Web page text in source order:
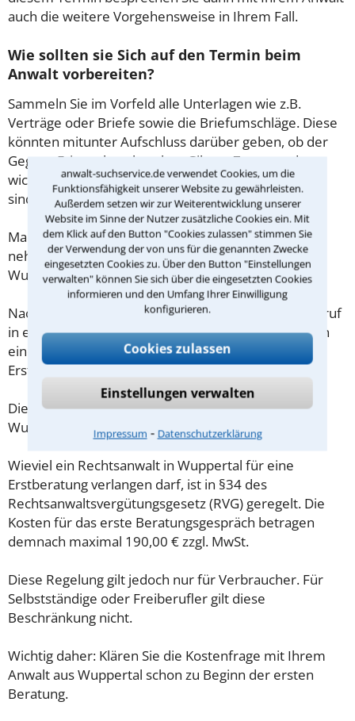
anwalt-suchservice.de verwendet Cookies, um die
Funktionsfähigkeit unserer Website zu gewährleisten.
Außerdem setzen wir zur Weiterentwicklung unserer
Website im Sinne der Nutzer zusätzliche Cookies ein. Mit
dem Klick auf den Button "Cookies zulassen" stimmen Sie
der Verwendung der von uns für die genannten Zwecke
eingesetzten Cookies zu. Über den Button "Einstellungen
verwalten" können Sie sich über die eingesetzten Cookies
informieren und den Umfang Ihrer Einwilligung
konfigurieren.
Cookies zulassen
Einstellungen verwalten
Impressum ⁃ Datenschutzerklärung
auch die weitere Vorgehensweise in Ihrem Fall.
Wie sollten sie Sich auf den Termin beim
Anwalt vorbereiten?
Sammeln Sie im Vorfeld alle Unterlagen wie z.B.
Verträge oder Briefe sowie die Briefumschläge. Diese
könnten mitunter Aufschluss darüber geben, ob der
Gegner Fristen beachtet hat. Gibt es Zeugen oder
wichtige Adressen, die für den Fall von Bedeutung
sind?
Machen Sie sich vorab schriftliche Notizen und
nehmen Sie diese zum Beratungsgespräch in
Wuppertal mit.
Nachdem Sie über das Kontaktformular einen Rückruf
in einer Kanzlei angefordert haben, stellen wir Ihnen
eine Checkliste zur Verfügung, mit der Sie das
Erstgespräch ausreichend vorbereiten können.
Die Kosten eines Anwalts für Vorsorgevollmacht in
Wuppertal sind oft geringer als gedacht!
Wieviel ein Rechtsanwalt in Wuppertal für eine
Erstberatung verlangen darf, ist in §34 des
Rechtsanwaltsvergütungsgesetz (RVG) geregelt. Die
Kosten für das erste Beratungsgespräch betragen
demnach maximal 190,00 € zzgl. MwSt.
Diese Regelung gilt jedoch nur für Verbraucher. Für
Selbstständige oder Freiberufler gilt diese
Beschränkung nicht.
Wichtig daher: Klären Sie die Kostenfrage mit Ihrem
Anwalt aus Wuppertal schon zu Beginn der ersten
Beratung.